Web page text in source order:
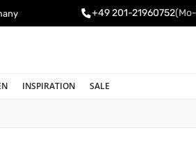
+49 201-21960752
INSPIRATION SALE